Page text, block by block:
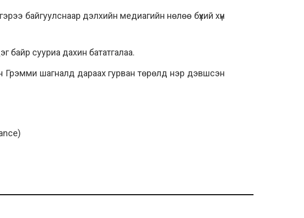
байгуулснаар дэлхийн медиагийн нөлөө бүхий хүн
байр сууриа дахин бататгалаа.
Грэмми шагналд дараах гурван төрөлд нэр дэвшсэн